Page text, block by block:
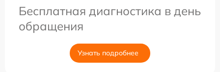
Бесплатная диагностика в день
обращения
Узнать подробнее